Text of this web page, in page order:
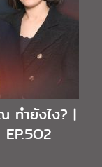
ทำยังไง? |